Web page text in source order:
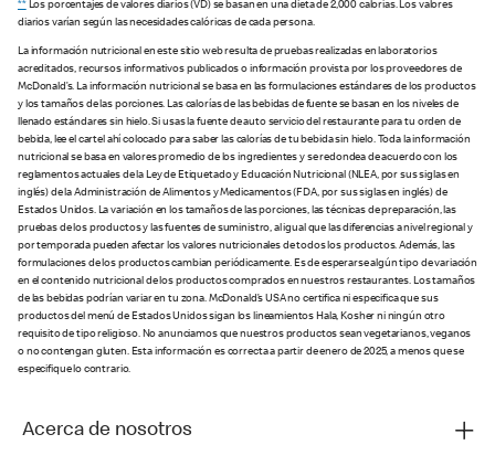
**Los porcentajes de valores diarios (VD) se basan en una dieta de 2,000 calorías. Los valores
diarios varían según las necesidades calóricas de cada persona.
La información nutricional en este sitio web resulta de pruebas realizadas en laboratorios
acreditados, recursos informativos publicados o información provista por los proveedores de
McDonald’s. La información nutricional se basa en las formulaciones estándares de los productos
y los tamaños de las porciones. Las calorías de las bebidas de fuente se basan en los niveles de
llenado estándares sin hielo. Si usas la fuente de auto servicio del restaurante para tu orden de
bebida, lee el cartel ahí colocado para saber las calorías de tu bebida sin hielo. Toda la información
nutricional se basa en valores promedio de los ingredientes y se redondea de acuerdo con los
reglamentos actuales de la Ley de Etiquetado y Educación Nutricional (NLEA, por sus siglas en
inglés) de la Administración de Alimentos y Medicamentos (FDA, por sus siglas en inglés) de
Estados Unidos. La variación en los tamaños de las porciones, las técnicas de preparación, las
pruebas de los productos y las fuentes de suministro, al igual que las diferencias a nivel regional y
por temporada pueden afectar los valores nutricionales de todos los productos. Además, las
formulaciones de los productos cambian periódicamente. Es de esperarse algún tipo de variación
en el contenido nutricional de los productos comprados en nuestros restaurantes. Los tamaños
de las bebidas podrían variar en tu zona. McDonald’s USA no certifica ni especifica que sus
productos del menú de Estados Unidos sigan los lineamientos Hala, Kosher ni ningún otro
requisito de tipo religioso. No anunciamos que nuestros productos sean vegetarianos, veganos
o no contengan gluten. Esta información es correcta a partir de enero de 2025, a menos que se
especifique lo contrario.
Acerca de nosotros